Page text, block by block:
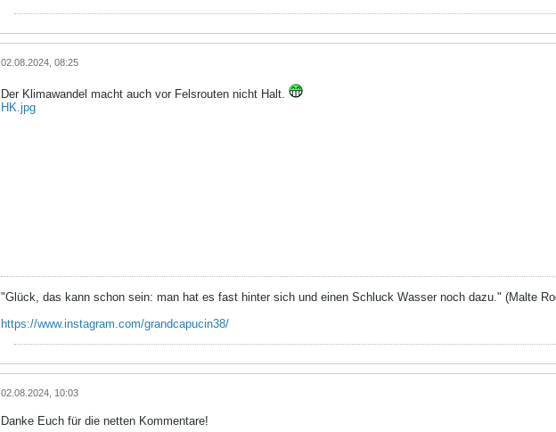
02.08.2024, 08:25
Der Klimawandel macht auch vor Felsrouten nicht Halt.
HK.jpg
"Glück, das kann schon sein: man hat es fast hinter sich und einen Schluck Wasser noch dazu." (Malte
https://www.instagram.com/grandcapucin38/
02.08.2024, 10:03
Danke Euch für die netten Kommentare!